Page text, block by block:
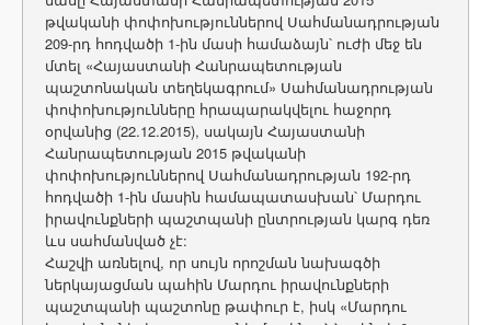
թվականի փոփոխություններով Սահմանադրության
209-րդ հոդվածի 1-ին մասի համաձայն՝ ուժի մեջ են
մտել «Հայաստանի Հանրապետության
պաշտոնական տեղեկագրում» Սահմանադրության
փոփոխությունները հրապարակվելու հաջորդ
օրվանից (22.12.2015), սակայն Հայաստանի
Հանրապետության 2015 թվականի
փոփոխություններով Սահմանադրության 192-րդ
հոդվածի 1-ին մասին համապատասխան՝ Մարդու
իրավունքների պաշտպանի ընտրության կարգ դեռ
ևս սահմանված չէ:
Հաշվի առնելով, որ սույն որոշման նախագծի
ներկայացման պահին Մարդու իրավունքների
պաշտպանի պաշտոնը թափուր է, իսկ «Մարդու